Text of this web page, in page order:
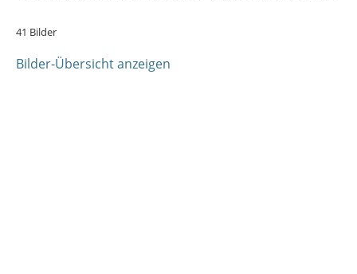
41 Bilder
Bilder-Übersicht anzeigen